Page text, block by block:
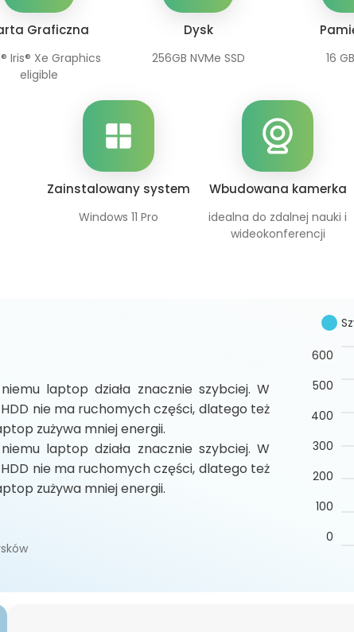
Graficzna
Iris® Xe Graphics
eligible
Dysk
256GB NVMe SSD 16
Zainstalowany system
Windows 11 Pro
Wbudowana kamerka
idealna do zdalnej nauki i
wideokonferencji
laptop działa znacznie szybciej. W
nie ma ruchomych części, dlatego też
zużywa mniej energii.
laptop działa znacznie szybciej. W
nie ma ruchomych części, dlatego też
zużywa mniej energii.
600
500
400
300
200
100
0